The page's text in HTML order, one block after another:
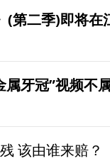
第二季)即将在
牙冠”视频不
该由谁来赔？